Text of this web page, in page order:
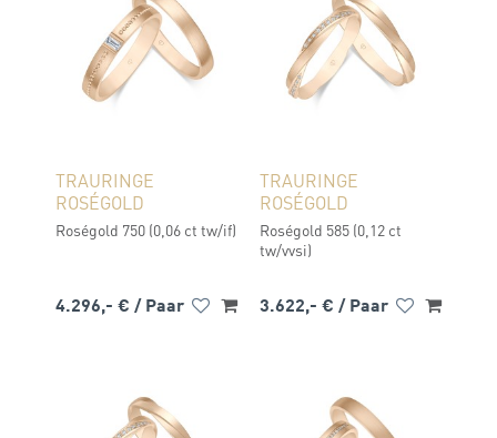
TRAURINGE
ROSÉGOLD
Roségold 750 (0,06 ct tw/if)
4.296,- € / Paar
TRAURINGE
ROSÉGOLD
Roségold 585 (0,12 ct
tw/vvsi)
3.622,- € / Paar